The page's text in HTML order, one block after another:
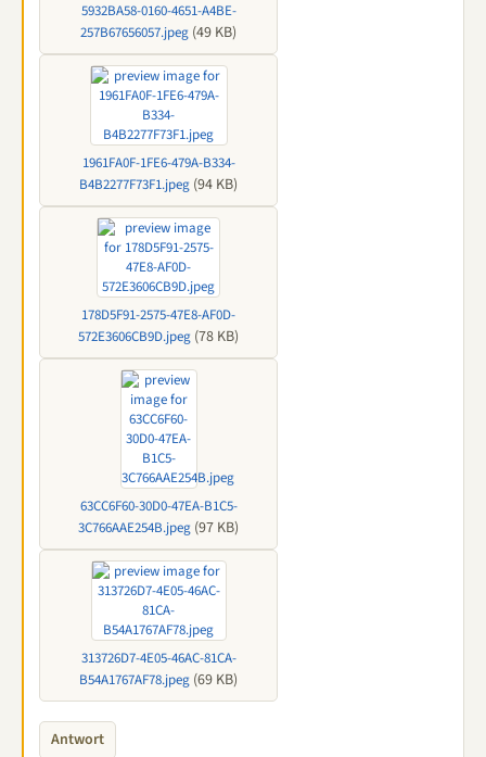
5932BA58-0160-4651-A4BE-
257B67656057.jpeg (49 KB)
1961FA0F-1FE6-479A-B334-
B4B2277F73F1.jpeg (94 KB)
178D5F91-2575-47E8-AF0D-
572E3606CB9D.jpeg (78 KB)
63CC6F60-30D0-47EA-B1C5-
3C766AAE254B.jpeg (97 KB)
313726D7-4E05-46AC-81CA-
B54A1767AF78.jpeg (69 KB)
Antwort